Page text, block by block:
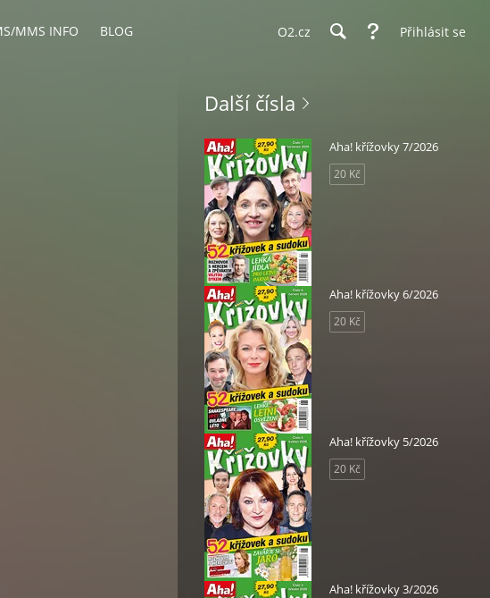
MMS INFO BLOG O2.cz Přihlásit se
Další čísla
Aha! křížovky 7/2026
20 Kč
Aha! křížovky 6/2026
20 Kč
Aha! křížovky 5/2026
20 Kč
Aha! křížovky 3/2026